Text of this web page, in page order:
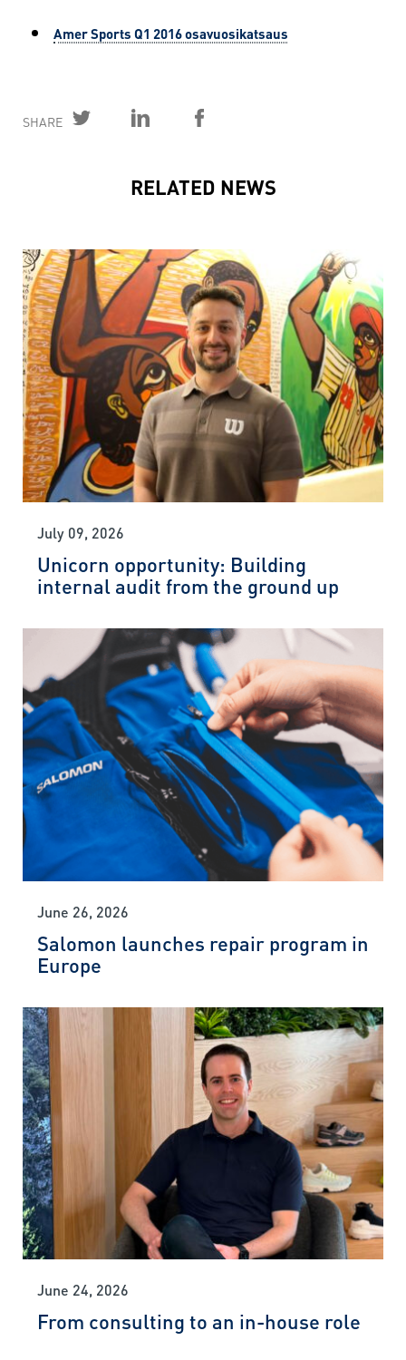
Amer Sports Q1 2016 osavuosikatsaus
SHARE
RELATED NEWS
July 09, 2026
Unicorn opportunity: Building
internal audit from the ground up
June 26, 2026
Salomon launches repair program in
Europe
June 24, 2026
From consulting to an in-house role